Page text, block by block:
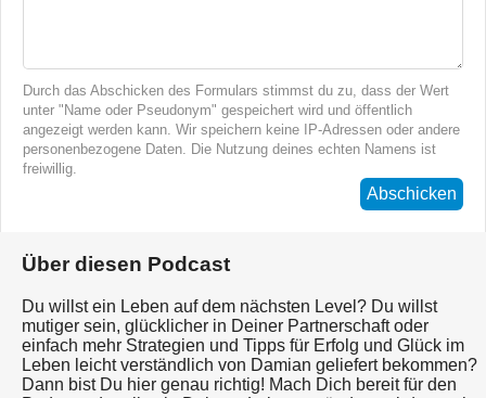
Durch das Abschicken des Formulars stimmst du zu, dass der Wert
unter "Name oder Pseudonym" gespeichert wird und öffentlich
angezeigt werden kann. Wir speichern keine IP-Adressen oder andere
personenbezogene Daten. Die Nutzung deines echten Namens ist
freiwillig.
Abschicken
Über diesen Podcast
Du willst ein Leben auf dem nächsten Level? Du willst
mutiger sein, glücklicher in Deiner Partnerschaft oder
einfach mehr Strategien und Tipps für Erfolg und Glück im
Leben leicht verständlich von Damian geliefert bekommen?
Dann bist Du hier genau richtig! Mach Dich bereit für den